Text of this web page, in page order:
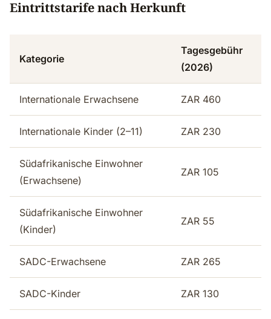
Eintrittstarife nach Herkunft
Kategorie
Tagesgebühr
(2026)
Internationale Erwachsene ZAR 460
Internationale Kinder (2–11) ZAR 230
Südafrikanische Einwohner
(Erwachsene)
ZAR 105
Südafrikanische Einwohner
(Kinder)
ZAR 55
SADC-Erwachsene ZAR 265
SADC-Kinder ZAR 130